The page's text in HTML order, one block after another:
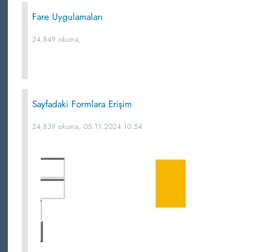
Fare Uygulamaları
24,849 okuma,
Sayfadaki Formlara Erişim
24,839 okuma, 05.11.2024 10:54